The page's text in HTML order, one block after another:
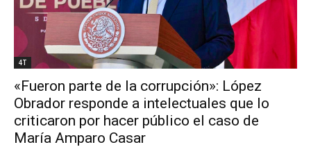
4T
«Fueron parte de la corrupción»: López
Obrador responde a intelectuales que lo
criticaron por hacer público el caso de
María Amparo Casar